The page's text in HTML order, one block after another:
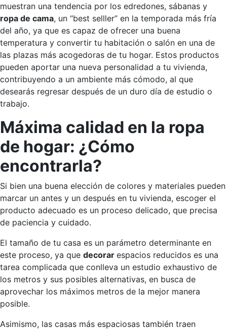
muestran una tendencia por los edredones, sábanas y
ropa de cama, un “best selller” en la temporada más fría
del año, ya que es capaz de ofrecer una buena
temperatura y convertir tu habitación o salón en una de
las plazas más acogedoras de tu hogar. Estos productos
pueden aportar una nueva personalidad a tu vivienda,
contribuyendo a un ambiente más cómodo, al que
desearás regresar después de un duro día de estudio o
trabajo.
Máxima calidad en la ropa
de hogar: ¿Cómo
encontrarla?
Si bien una buena elección de colores y materiales pueden
marcar un antes y un después en tu vivienda, escoger el
producto adecuado es un proceso delicado, que precisa
de paciencia y cuidado.
El tamaño de tu casa es un parámetro determinante en
este proceso, ya que decorar espacios reducidos es una
tarea complicada que conlleva un estudio exhaustivo de
los metros y sus posibles alternativas, en busca de
aprovechar los máximos metros de la mejor manera
posible.
Asimismo, las casas más espaciosas también traen